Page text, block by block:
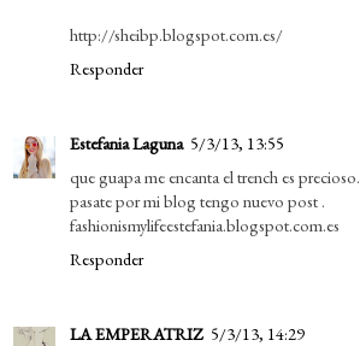
http://sheibp.blogspot.com.es/
Responder
Estefania Laguna 5/3/13, 13:55
que guapa me encanta el trench es precioso.
pasate por mi blog tengo nuevo post .
fashionismylifeestefania.blogspot.com.es
Responder
LA EMPERATRIZ 5/3/13, 14:29